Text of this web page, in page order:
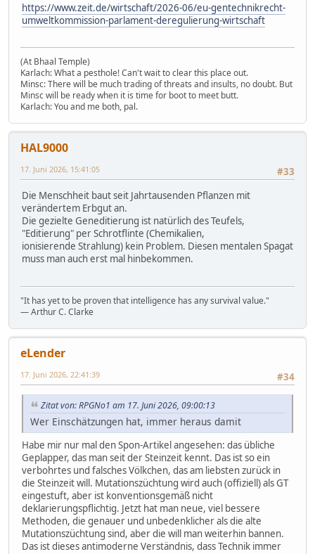
https://www.zeit.de/wirtschaft/2026-06/eu-gentechnikrecht-
umweltkommission-parlament-deregulierung-wirtschaft
(At Bhaal Temple)
Karlach: What a pesthole! Can't wait to clear this place out.
Minsc: There will be much trading of threats and insults, no doubt. But
Minsc will be ready when it is time for boot to meet butt.
Karlach: You and me both, pal.
HAL9000
#33
17. Juni 2026, 15:41:05
Die Menschheit baut seit Jahrtausenden Pflanzen mit
verändertem Erbgut an.
Die gezielte Geneditierung ist natürlich des Teufels,
"Editierung" per Schrotflinte (Chemikalien,
ionisierende Strahlung) kein Problem. Diesen mentalen Spagat
muss man auch erst mal hinbekommen.
"It has yet to be proven that intelligence has any survival value."
― Arthur C. Clarke
eLender
#34
17. Juni 2026, 22:41:39
Zitat von: RPGNo1 am 17. Juni 2026, 09:00:13
Wer Einschätzungen hat, immer heraus damit
Habe mir nur mal den Spon-Artikel angesehen: das übliche
Geplapper, das man seit der Steinzeit kennt. Das ist so ein
verbohrtes und falsches Völkchen, das am liebsten zurück in
die Steinzeit will. Mutationszüchtung wird auch (offiziell) als GT
eingestuft, aber ist konventionsgemäß nicht
deklarierungspflichtig. Jetzt hat man neue, viel bessere
Methoden, die genauer und unbedenklicher als die alte
Mutationszüchtung sind, aber die will man weiterhin bannen.
Das ist dieses antimoderne Verständnis, dass Technik immer